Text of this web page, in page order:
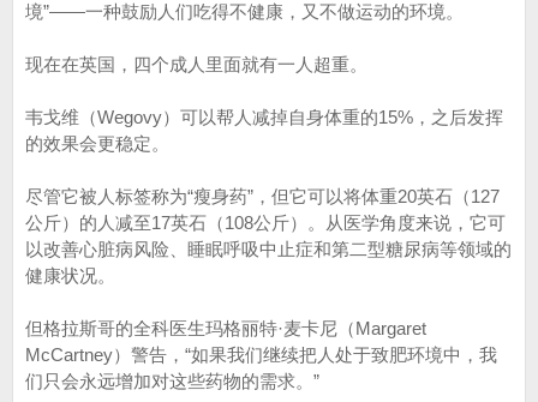
境”——一种鼓励人们吃得不健康，又不做运动的环境。
现在在英国，四个成人里面就有一人超重。
韦戈维（Wegovy）可以帮人减掉自身体重的15%，之后发挥
的效果会更稳定。
尽管它被人标签称为“瘦身药”，但它可以将体重20英石（127
公斤）的人减至17英石（108公斤）。从医学角度来说，它可
以改善心脏病风险、睡眠呼吸中止症和第二型糖尿病等领域的
健康状况。
但格拉斯哥的全科医生玛格丽特·麦卡尼（Margaret
McCartney）警告，“如果我们继续把人处于致肥环境中，我
们只会永远增加对这些药物的需求。”